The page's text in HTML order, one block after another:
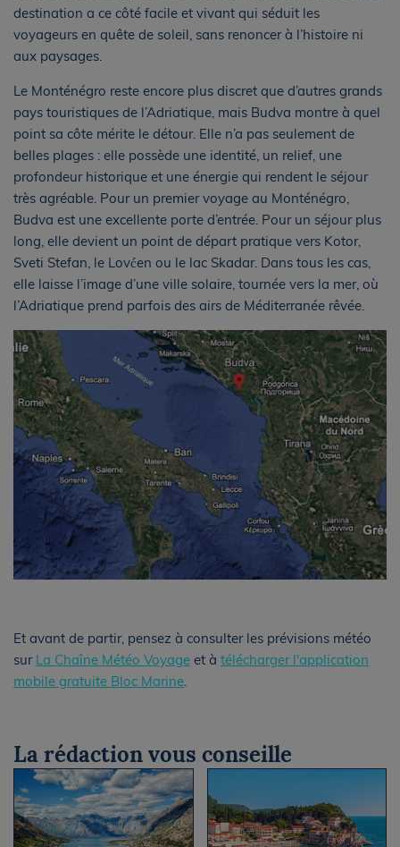
destination a ce côté facile et vivant qui séduit les
voyageurs en quête de soleil, sans renoncer à l’histoire ni
aux paysages.
Le Monténégro reste encore plus discret que d’autres grands
pays touristiques de l’Adriatique, mais Budva montre à quel
point sa côte mérite le détour. Elle n’a pas seulement de
belles plages : elle possède une identité, un relief, une
profondeur historique et une énergie qui rendent le séjour
très agréable. Pour un premier voyage au Monténégro,
Budva est une excellente porte d’entrée. Pour un séjour plus
long, elle devient un point de départ pratique vers Kotor,
Sveti Stefan, le Lovćen ou le lac Skadar. Dans tous les cas,
elle laisse l’image d’une ville solaire, tournée vers la mer, où
l’Adriatique prend parfois des airs de Méditerranée rêvée.
Et avant de partir, pensez à consulter les prévisions météo
sur La Chaîne Météo Voyage et à télécharger l'application
mobile gratuite Bloc Marine
La rédaction vous conseille